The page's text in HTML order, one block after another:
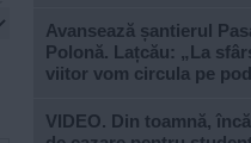
Avansează șantierul
Polonă. Lațcău: „La
viitor vom circula pe
VIDEO. Din toamnă,